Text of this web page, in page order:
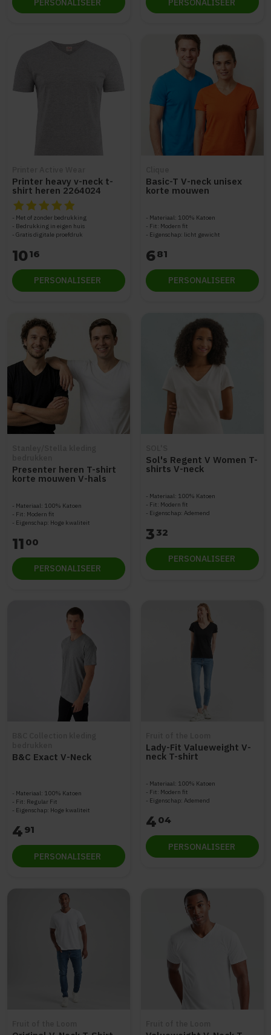
Printer heavy v-neck t-
shirt heren 2264024
De beoordeling van dit product is
Met of zonder bedrukking
Bedrukking in eigen huis
Gratis digitale proefdruk
1016
PERSONALISEER
Basic-T V-neck unisex
korte mouwen
Materiaal: 100% Katoen
Fit: Modern fit
Eigenschap: licht gewicht
681
PERSONALISEER
Presenter heren T-shirt
korte mouwen V-hals
Materiaal: 100% Katoen
Fit: Modern fit
Eigenschap: Hoge kwaliteit
11 00
PERSONALISEER
Sol's Regent V Women T-
shirts V-neck
Materiaal: 100% Katoen
Fit: Modern fit
Eigenschap: Ademend
3 32
PERSONALISEER
B&C Exact V-Neck
Materiaal: 100% Katoen
Fit: Regular Fit
Eigenschap: Hoge kwaliteit
4 91
PERSONALISEER
Lady-Fit Valueweight V-
neck T-shirt
Materiaal: 100% Katoen
Fit: Modern fit
Eigenschap: Ademend
4 04
PERSONALISEER